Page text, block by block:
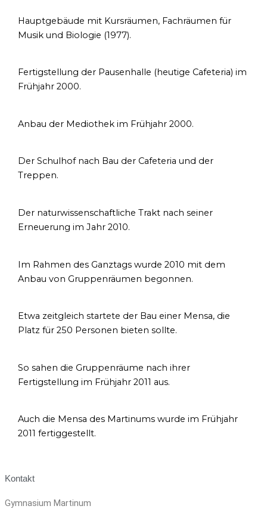
Hauptgebäude mit Kursräumen, Fachräumen für
Musik und Biologie (1977).
Fertigstellung der Pausenhalle (heutige Cafeteria) im
Frühjahr 2000.
Anbau der Mediothek im Frühjahr 2000.
Der Schulhof nach Bau der Cafeteria und der
Treppen.
Der naturwissenschaftliche Trakt nach seiner
Erneuerung im Jahr 2010.
Im Rahmen des Ganztags wurde 2010 mit dem
Anbau von Gruppenräumen begonnen.
Etwa zeitgleich startete der Bau einer Mensa, die
Platz für 250 Personen bieten sollte.
So sahen die Gruppenräume nach ihrer
Fertigstellung im Frühjahr 2011 aus.
Auch die Mensa des Martinums wurde im Frühjahr
2011 fertiggestellt.
Kontakt
Gymnasium Martinum